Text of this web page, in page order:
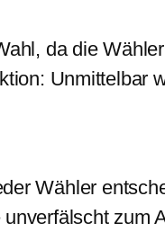
da die
Unmittelbar
Wähler
zum